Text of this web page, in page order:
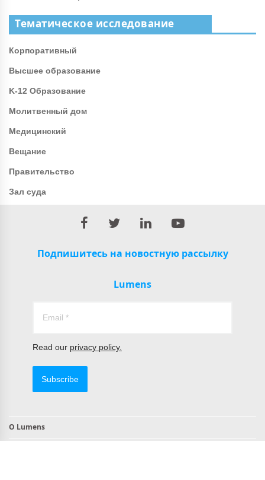
Тематическое исследование
Корпоративный
Высшее образование
K-12 Образование
Молитвенный дом
Медицинский
Вещание
Правительство
Зал суда
Подпишитесь на новостную рассылку
Lumens
Read our privacy policy.
Subscribe
О Lumens